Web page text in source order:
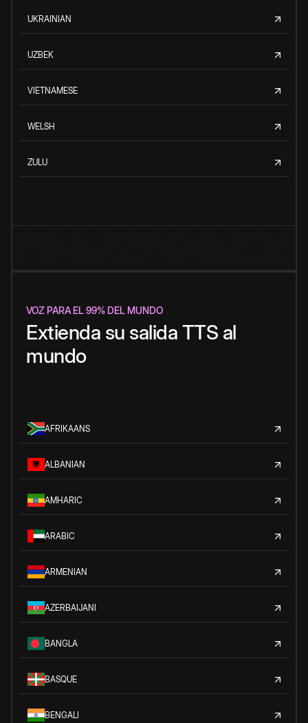
UKRAINIAN
UZBEK
VIETNAMESE
WELSH
ZULU
VOZ PARA EL 99% DEL MUNDO
Extienda su salida TTS al
mundo
AFRIKAANS
ALBANIAN
AMHARIC
ARABIC
ARMENIAN
AZERBAIJANI
BANGLA
BASQUE
BENGALI